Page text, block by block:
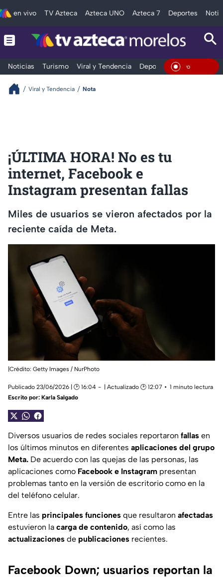
en vivo TV Azteca Azteca UNO Azteca 7 Deportes
Noticias Turismo Viral y Tendencia Deportes Espectáculos
En
Viral y Tendencia Nota
¡ÚLTIMA HORA! No es tu
internet, Facebook e
Instagram presentan fallas
Miles de usuarios se vieron afectados por la
reciente caída de Meta.
|Crédito: Getty Images / NurPhoto
Publicado 23/06/2026 | 🕑 16:04 | Actualizado 🕑 12:07
1 minuto lectura
Escrito por: Karla Salgado
Diversos usuarios de redes sociales reportaron fallas en
los últimos minutos en diferentes aplicaciones del grupo
Meta. De acuerdo con las quejas de las personas, las
aplicaciones como Facebook e Instagram presentan
problemas tanto en la versión de escritorio como en la
del teléfono celular.
Entre las principales funciones que resultaron afectadas
estuvieron la carga de contenido, así como las
actualizaciones de publicaciones recientes.
Facebook Down; usuarios reportan la